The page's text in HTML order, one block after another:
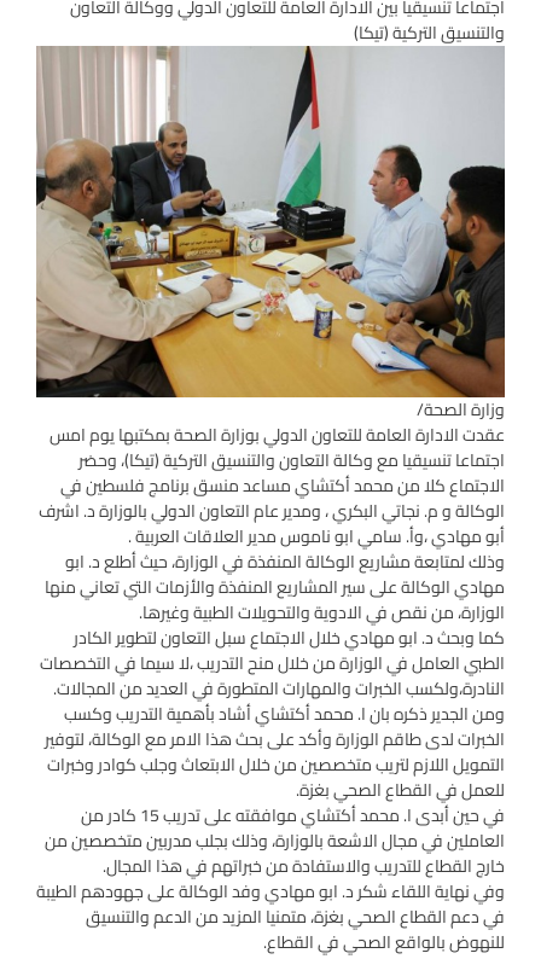
اجتماعا تنسيقيا بين الادارة العامة للتعاون الدولي ووكالة التعاون
والتنسيق التركية (تيكا)
وزارة الصحة/
عقدت الادارة العامة للتعاون الدولي بوزارة الصحة بمكتبها يوم امس
اجتماعا تنسيقيا مع وكالة التعاون والتنسيق التركية (تيكا)، وحضر
الاجتماع كلا من محمد أكتشاي مساعد منسق برنامج فلسطين في
الوكالة و م. نجاتي البكري ، ومدير عام التعاون الدولي بالوزارة د. اشرف
أبو مهادي ،وأ. سامي ابو ناموس مدير العلاقات العربية .
وذلك لمتابعة مشاريع الوكالة المنفذة في الوزارة، حيث أطلع د. ابو
مهادي الوكالة على سير المشاريع المنفذة والأزمات التي تعاني منها
الوزارة، من نقص في الادوية والتحويلات الطبية وغيرها.
كما وبحث د. ابو مهادي خلال الاجتماع سبل التعاون لتطوير الكادر
الطبي العامل في الوزارة من خلال منح التدريب ،لا سيما في التخصصات
النادرة،ولكسب الخبرات والمهارات المتطورة في العديد من المجالات.
ومن الجدير ذكره بان ا. محمد أكتشاي أشاد بأهمية التدريب وكسب
الخبرات لدى طاقم الوزارة وأكد على بحث هذا الامر مع الوكالة، لتوفير
التمويل اللازم لتريب متخصصين من خلال الابتعاث وجلب كوادر وخبرات
للعمل في القطاع الصحي بغزة.
في حين أبدى ا. محمد أكتشاي موافقته على تدريب 15 كادر من
العاملين في مجال الاشعة بالوزارة، وذلك بجلب مدربين متخصصين من
خارج القطاع للتدريب والاستفادة من خبراتهم في هذا المجال.
وفي نهاية اللقاء شكر د. ابو مهادي وفد الوكالة على جهودهم الطيبة
في دعم القطاع الصحي بغزة، متمنيا المزيد من الدعم والتنسيق
للنهوض بالواقع الصحي في القطاع.